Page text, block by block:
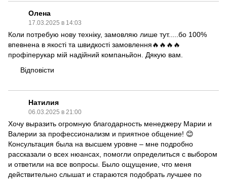
Олена
17.03.2025 в 14:03
Коли потребую нову техніку, замовляю лише тут.....бо 100%
впевнена в якості та швидкості замовлення🔥🔥🔥🔥
профіперукар мій надійний компаньйон. Дякую вам.
Відповісти
Натилия
06.03.2025 в 21:00
Хочу выразить огромную благодарность менеджеру Марии и
Валерии за профессионализм и приятное общение! 😊
Консультация была на высшем уровне – мне подробно
рассказали о всех нюансах, помогли определиться с выбором
и ответили на все вопросы. Было ощущение, что меня
действительно слышат и стараются подобрать лучшее по